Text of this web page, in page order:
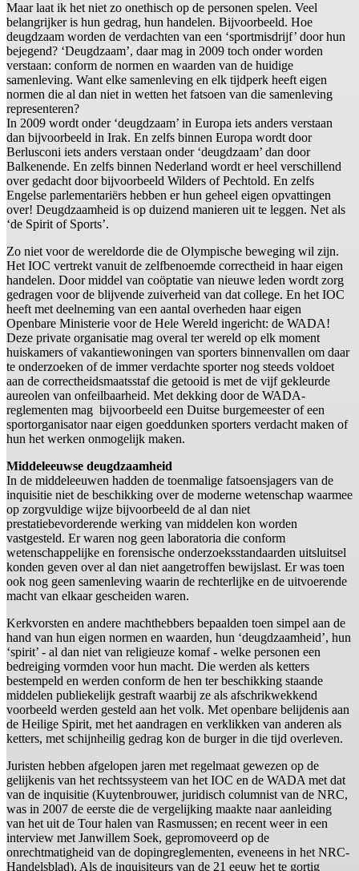
Maar laat ik het niet zo onethisch op de personen spelen. Veel
belangrijker is hun gedrag, hun handelen. Bijvoorbeeld. Hoe
deugdzaam worden de verdachten van een ‘sportmisdrijf’ door hun
bejegend? ‘Deugdzaam’, daar mag in 2009 toch onder worden
verstaan: conform de normen en waarden van de huidige
samenleving. Want elke samenleving en elk tijdperk heeft eigen
normen die al dan niet in wetten het fatsoen van die samenleving
representeren?
In 2009 wordt onder ‘deugdzaam’ in Europa iets anders verstaan
dan bijvoorbeeld in Irak. En zelfs binnen Europa wordt door
Berlusconi iets anders verstaan onder ‘deugdzaam’ dan door
Balkenende. En zelfs binnen Nederland wordt er heel verschillend
over gedacht door bijvoorbeeld Wilders of Pechtold. En zelfs
Engelse parlementariërs hebben er hun geheel eigen opvattingen
over! Deugdzaamheid is op duizend manieren uit te leggen. Net als
‘de Spirit of Sports’.
Zo niet voor de wereldorde die de Olympische beweging wil zijn.
Het IOC vertrekt vanuit de zelfbenoemde correctheid in haar eigen
handelen. Door middel van coöptatie van nieuwe leden wordt zorg
gedragen voor de blijvende zuiverheid van dat college. En het IOC
heeft met deelneming van een aantal overheden haar eigen
Openbare Ministerie voor de Hele Wereld ingericht: de WADA!
Deze private organisatie mag overal ter wereld op elk moment
huiskamers of vakantiewoningen van sporters binnenvallen om daar
te onderzoeken of de immer verdachte sporter nog steeds voldoet
aan de correctheidsmaatsstaf die getooid is met de vijf gekleurde
aureolen van onfeilbaarheid. Met dekking door de WADA-
reglementen mag bijvoorbeeld een Duitse burgemeester of een
sportorganisator naar eigen goeddunken sporters verdacht maken of
hun het werken onmogelijk maken.
Middeleeuwse deugdzaamheid
In de middeleeuwen hadden de toenmalige fatsoensjagers van de
inquisitie niet de beschikking over de moderne wetenschap waarmee
op zorgvuldige wijze bijvoorbeeld de al dan niet
prestatiebevorderende werking van middelen kon worden
vastgesteld. Er waren nog geen laboratoria die conform
wetenschappelijke en forensische onderzoeksstandaarden uitsluitsel
konden geven over al dan niet aangetroffen bewijslast. Er was toen
ook nog geen samenleving waarin de rechterlijke en de uitvoerende
macht van elkaar gescheiden waren.
Kerkvorsten en andere machthebbers bepaalden toen simpel aan de
hand van hun eigen normen en waarden, hun ‘deugdzaamheid’, hun
‘spirit’ - al dan niet van religieuze komaf - welke personen een
bedreiging vormden voor hun macht. Die werden als ketters
bestempeld en werden conform de hen ter beschikking staande
middelen publiekelijk gestraft waarbij ze als afschrikwekkend
voorbeeld werden gesteld aan het volk. Met openbare belijdenis aan
de Heilige Spirit, met het aandragen en verklikken van anderen als
ketters, met schijnheilig gedrag kon de burger in die tijd overleven.
Juristen hebben afgelopen jaren met regelmaat gewezen op de
gelijkenis van het rechtssysteem van het IOC en de WADA met dat
van de inquisitie (Kuytenbrouwer, juridisch columnist van de NRC,
was in 2007 de eerste die de vergelijking maakte naar aanleiding
van het uit de Tour halen van Rasmussen; en recent weer in een
interview met Janwillem Soek, gepromoveerd op de
onrechtmatigheid van de dopingreglementen, eveneens in het NRC-
Handelsblad). Als de inquisiteurs van de 21 eeuw het te gortig